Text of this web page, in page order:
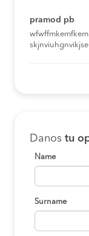
pramod pb
Danos tu
Name
Surname